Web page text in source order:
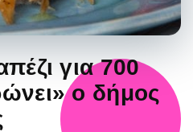
για 700
ο δήμος